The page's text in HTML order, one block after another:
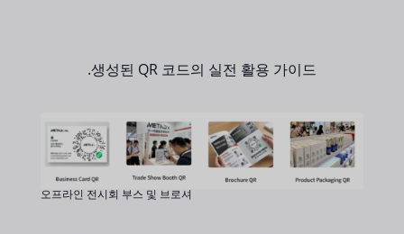
생성된 QR 코드의 실전 활용 가이드.
오프라인 전시회 부스 및 브로셔